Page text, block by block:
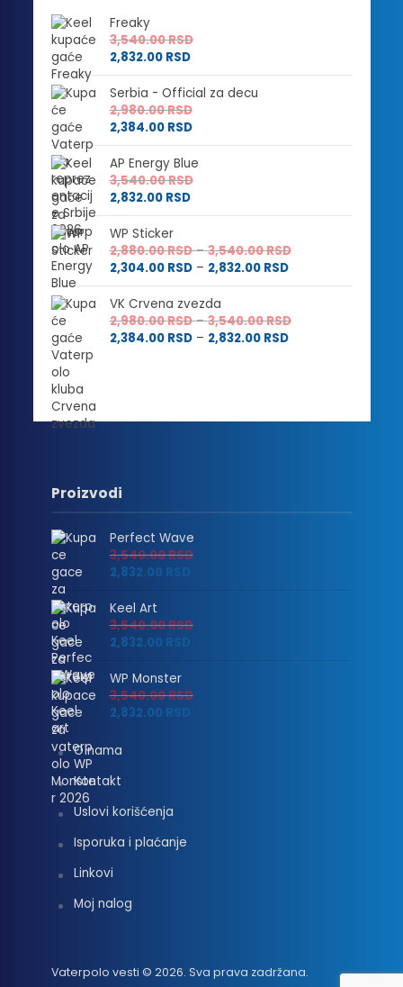
Freaky
3,540.00RSD
2,832.00 RSD
Serbia - Official za decu
2,980.00RSD
2,384.00 RSD
AP Energy Blue
3,540.00RSD
2,832.00 RSD
WP Sticker
2,880.00RSD – 3,540.00RSDRaspon
od
do
2,304.00 RSD – 2,832.00 RSDRaspon
cena:
2,304.00 RSD
do
VK Crvena zvezda
2,980.00RSD – 3,540.00RSDRaspon
2,384.00 RSD – 2,832.00 RSDRaspon
2,832.00 RSD
Proizvodi
Perfect Wave
3,540.00RSD
2,832.00 RSD
Keel Art
3,540.00RSD
2,832.00 RSD
WP Monster
3,540.00RSD
2,832.00 RSD
O nama
Kontakt
Uslovi korišćenja
Isporuka i plaćanje
Linkovi
Moj nalog
Vaterpolo vesti © 2026. Sva prava zadržana.